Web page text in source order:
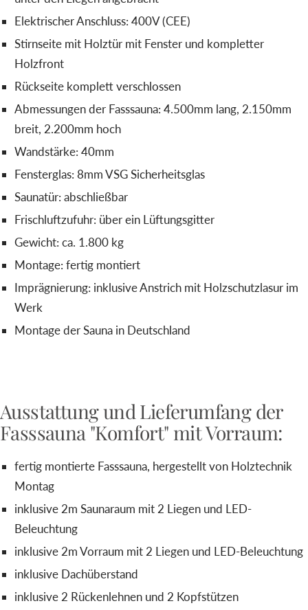
Elektrischer Anschluss: 400V (CEE)
Stirnseite mit Holztür mit Fenster und kompletter
Holzfront
Rückseite komplett verschlossen
Abmessungen der Fasssauna: 4.500mm lang, 2.150mm
breit, 2.200mm hoch
Wandstärke: 40mm
Fensterglas: 8mm VSG Sicherheitsglas
Saunatür: abschließbar
Frischluftzufuhr: über ein Lüftungsgitter
Gewicht: ca. 1.800 kg
Montage: fertig montiert
Imprägnierung: inklusive Anstrich mit Holzschutzlasur im
Werk
Montage der Sauna in Deutschland
Ausstattung und Lieferumfang der
Fasssauna "Komfort" mit Vorraum:
fertig montierte Fasssauna, hergestellt von Holztechnik
Montag
inklusive 2m Saunaraum mit 2 Liegen und LED-
Beleuchtung
inklusive 2m Vorraum mit 2 Liegen und LED-Beleuchtung
inklusive Dachüberstand
inklusive 2 Rückenlehnen und 2 Kopfstützen